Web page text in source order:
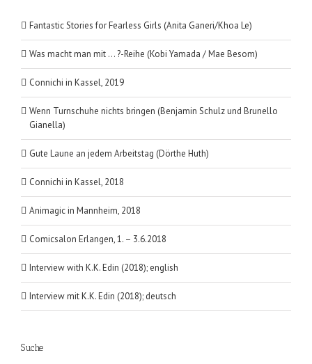
Fantastic Stories for Fearless Girls (Anita Ganeri/Khoa Le)
Was macht man mit … ?-Reihe (Kobi Yamada / Mae Besom)
Connichi in Kassel, 2019
Wenn Turnschuhe nichts bringen (Benjamin Schulz und Brunello
Gianella)
Gute Laune an jedem Arbeitstag (Dörthe Huth)
Connichi in Kassel, 2018
Animagic in Mannheim, 2018
Comicsalon Erlangen, 1. – 3.6.2018
Interview with K.K. Edin (2018); english
Interview mit K.K. Edin (2018); deutsch
Suche